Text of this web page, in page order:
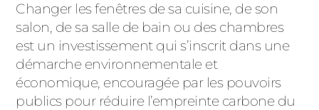
Changer les fenêtres de sa cuisine, de son
salon, de sa salle de bain ou des chambres
est un investissement qui s’inscrit dans une
démarche environnementale et
économique, encouragée par les pouvoirs
publics pour réduire l’empreinte carbone du
ALUMINIUM